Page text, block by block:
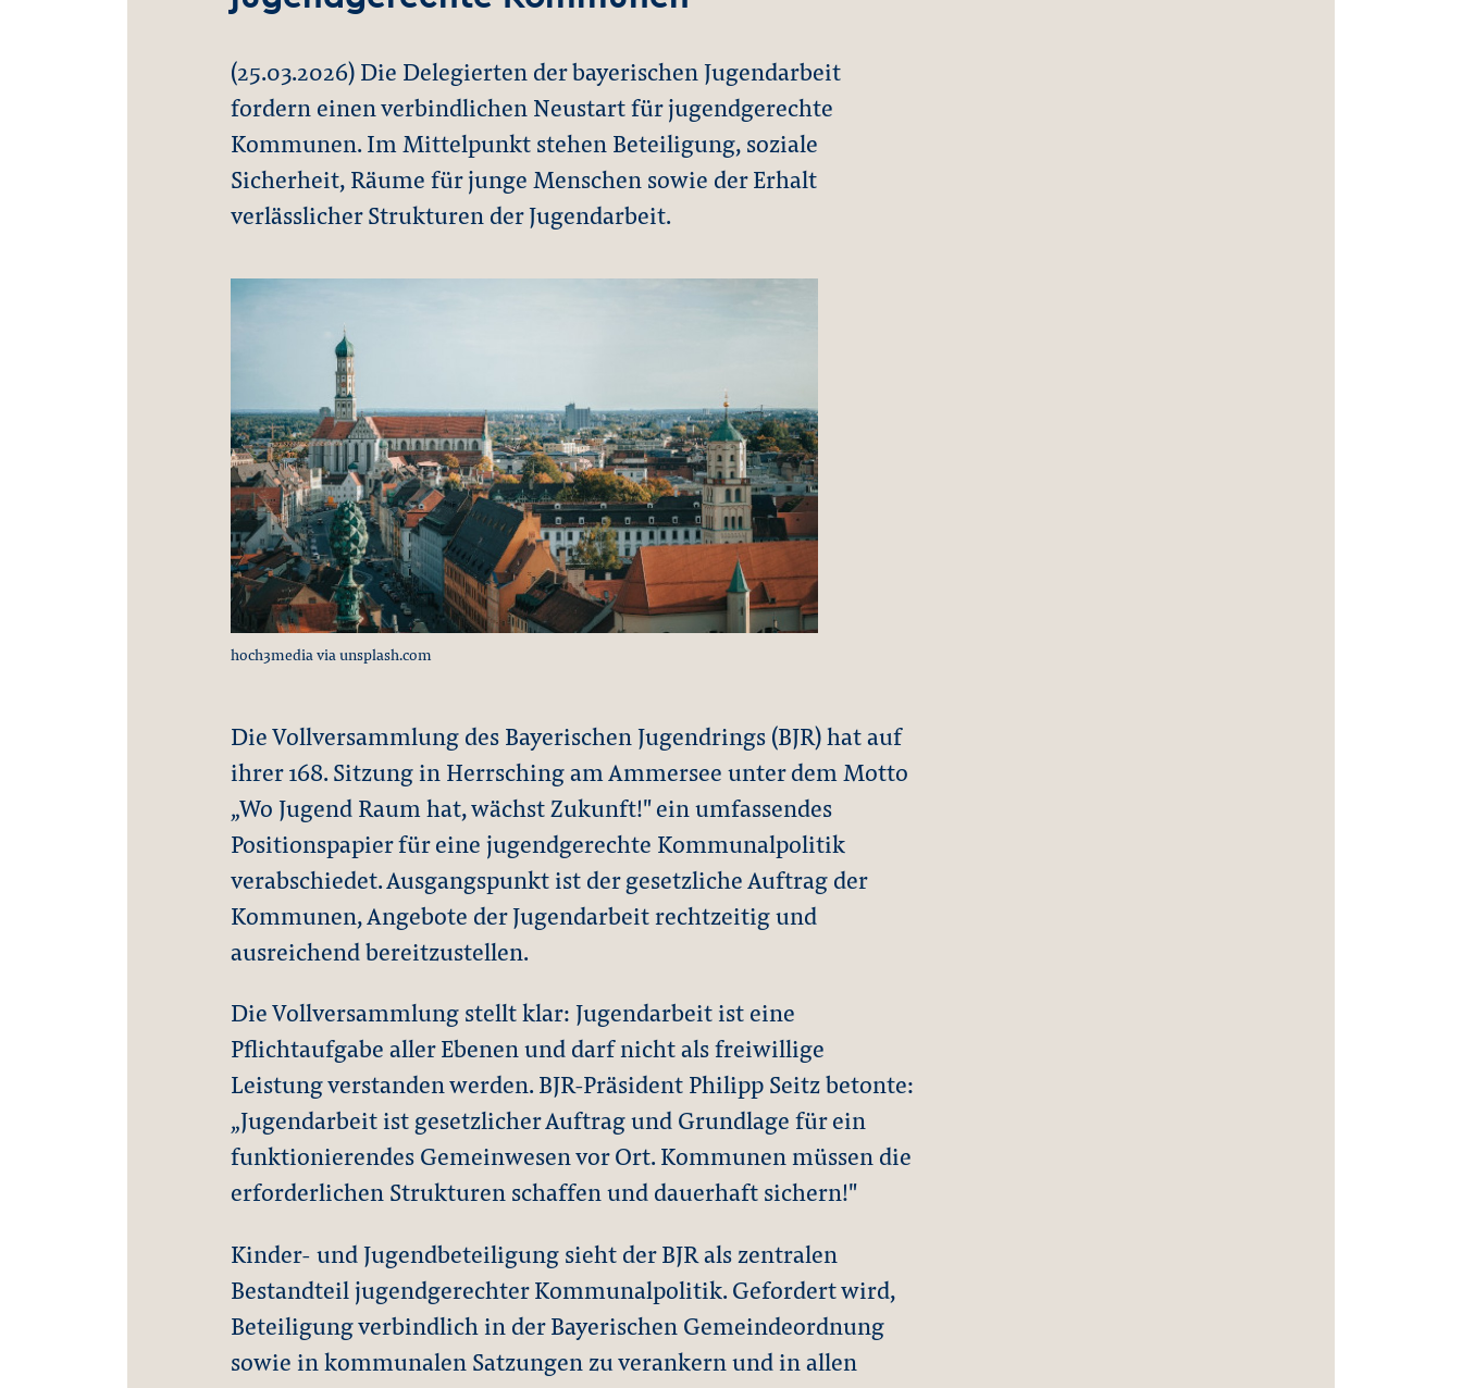
(25.03.2026) Die Delegierten der bayerischen Jugendarbeit
fordern einen verbindlichen Neustart für jugendgerechte
Kommunen. Im Mittelpunkt stehen Beteiligung, soziale
Sicherheit, Räume für junge Menschen sowie der Erhalt
verlässlicher Strukturen der Jugendarbeit.
hoch3media via unsplash.com
Die Vollversammlung des Bayerischen Jugendrings (BJR) hat auf
ihrer 168. Sitzung in Herrsching am Ammersee unter dem Motto
„Wo Jugend Raum hat, wächst Zukunft!" ein umfassendes
Positionspapier für eine jugendgerechte Kommunalpolitik
verabschiedet. Ausgangspunkt ist der gesetzliche Auftrag der
Kommunen, Angebote der Jugendarbeit rechtzeitig und
ausreichend bereitzustellen.
Die Vollversammlung stellt klar: Jugendarbeit ist eine
Pflichtaufgabe aller Ebenen und darf nicht als freiwillige
Leistung verstanden werden. BJR-Präsident Philipp Seitz betonte:
„Jugendarbeit ist gesetzlicher Auftrag und Grundlage für ein
funktionierendes Gemeinwesen vor Ort. Kommunen müssen die
erforderlichen Strukturen schaffen und dauerhaft sichern!"
Kinder- und Jugendbeteiligung sieht der BJR als zentralen
Bestandteil jugendgerechter Kommunalpolitik. Gefordert wird,
Beteiligung verbindlich in der Bayerischen Gemeindeordnung
sowie in kommunalen Satzungen zu verankern und in allen